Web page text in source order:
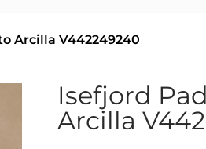
Arcilla V442249240
Isefjord
Arcilla